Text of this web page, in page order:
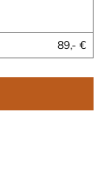
89,- €